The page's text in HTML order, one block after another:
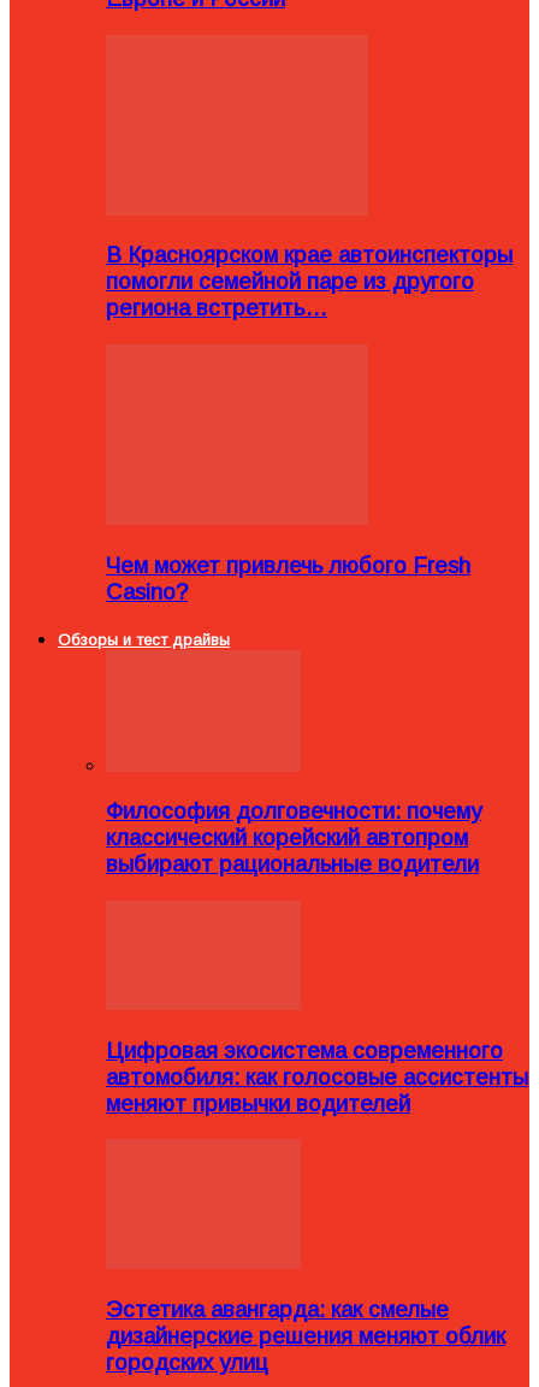
В Красноярском крае автоинспекторы
помогли семейной паре из другого
региона встретить…
Чем может привлечь любого Fresh
Casino?
Обзоры и тест драйвы
Философия долговечности: почему
классический корейский автопром
выбирают рациональные водители
Цифровая экосистема современного
автомобиля: как голосовые ассистенты
меняют привычки водителей
Эстетика авангарда: как смелые
дизайнерские решения меняют облик
городских улиц